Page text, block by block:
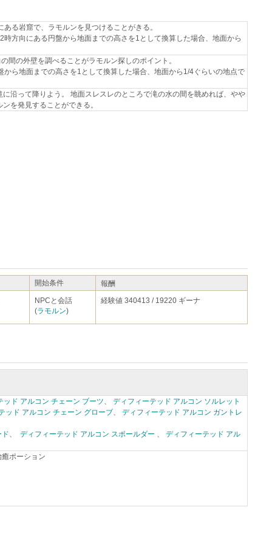
る岩窟で、ラモルンを見つけることがきる。
方向にある円盤から地面までの高さを1として換算した場合、地面から
間の外壁を調べることがラモルン探しのポイント。
から地面までの高さを1として換算した場合、地面から1/4ぐらいの地点で
沿って降りよう。 地面スレスレのところで滝の水の間を眺めれば、やや
を発見することができる。
開始条件
報酬
NPCと会話
(ラモルン)
経験値 340413 / 19220 ギーナ
ッド アルコン チェーン ブーツ、 ディフィーテッド アルコン ソルレット
ッド アルコン チェーン グローブ、 ディフィーテッド アルコン ガントレ
、 ディフィーテッド アルコン スポールダー 、 ディフィーテッド アル
癒ポーション